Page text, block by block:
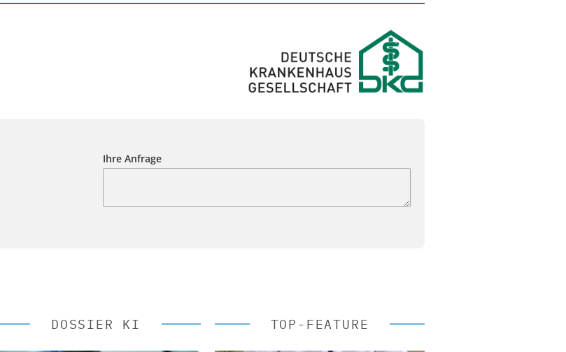
Ihre Anfrage
DOSSIER KI TOP-FEATURE